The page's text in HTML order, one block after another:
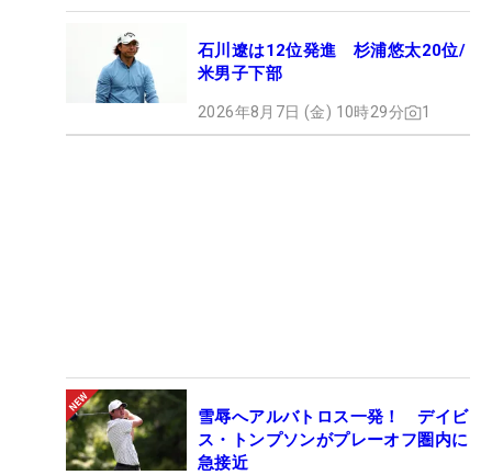
石川遼は12位発進 杉浦悠太20位/
米男子下部
2026年8月7日 (金) 10時29分 1
雪辱へアルバトロス一発！ デイビ
ス・トンプソンがプレーオフ圏内に
急接近